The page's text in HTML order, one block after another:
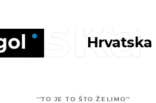
''TO JE TO ŠTO ŽELIMO''